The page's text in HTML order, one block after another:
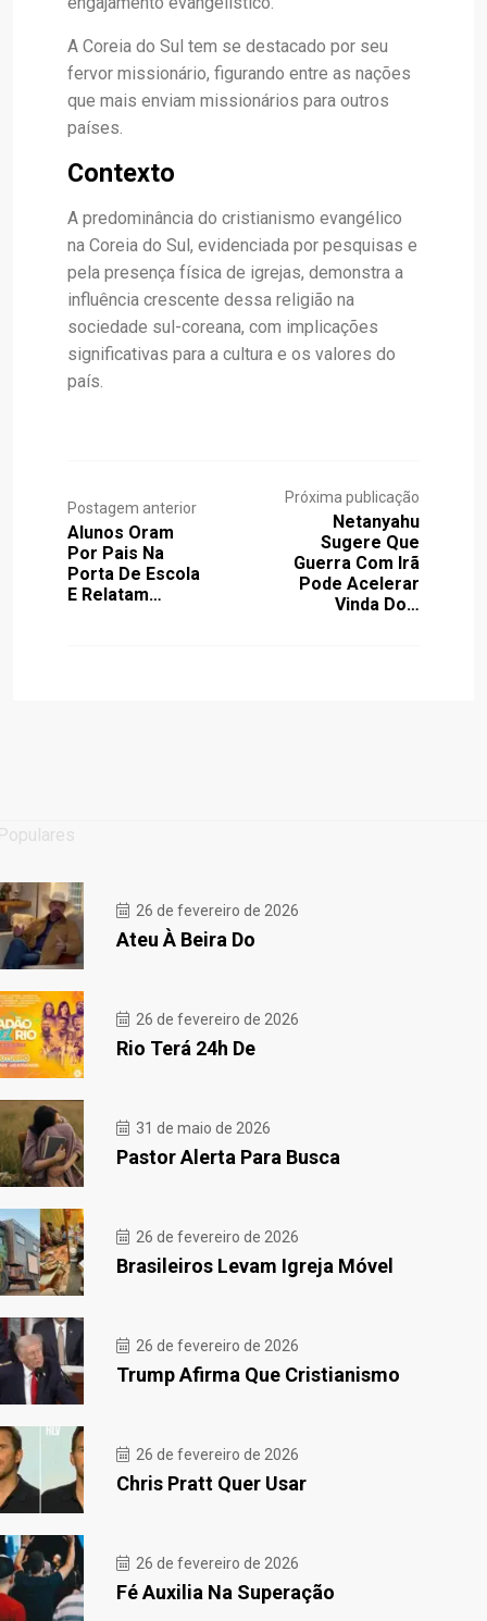
A Coreia do Sul tem se destacado por seu
fervor missionário, figurando entre as nações
que mais enviam missionários para outros
países.
Contexto
A predominância do cristianismo evangélico
na Coreia do Sul, evidenciada por pesquisas e
pela presença física de igrejas, demonstra a
influência crescente dessa religião na
sociedade sul-coreana, com implicações
significativas para a cultura e os valores do
país.
Postagem anterior
Alunos Oram
Por Pais Na
Porta De Escola
E Relatam…
Próxima publicação
Netanyahu
Sugere Que
Guerra Com Irã
Pode Acelerar
Vinda Do…
26 de fevereiro de 2026
Ateu À Beira Do
26 de fevereiro de 2026
Rio Terá 24h De
31 de maio de 2026
Pastor Alerta Para Busca
26 de fevereiro de 2026
Brasileiros Levam Igreja Móvel
26 de fevereiro de 2026
Trump Afirma Que Cristianismo
26 de fevereiro de 2026
Chris Pratt Quer Usar
26 de fevereiro de 2026
Fé Auxilia Na Superação